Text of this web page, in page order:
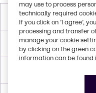
Masa molowa
Temperatura topnienia
may use to process
technically required
If you click on ’I agree’,
processing and transfer
manage your cookie
by clicking on the green
information can be found